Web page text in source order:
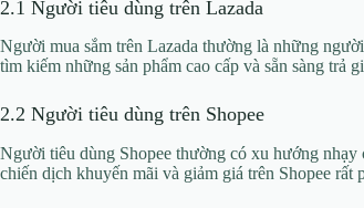
2.1 Người tiêu dùng trên Lazada
Người mua sắm trên Lazada thường là những
tìm kiếm những sản phẩm cao cấp và sẵn sàng trả
2.2 Người tiêu dùng trên Shopee
Người tiêu dùng Shopee thường có xu hướng
chiến dịch khuyến mãi và giảm giá trên Shopee rất